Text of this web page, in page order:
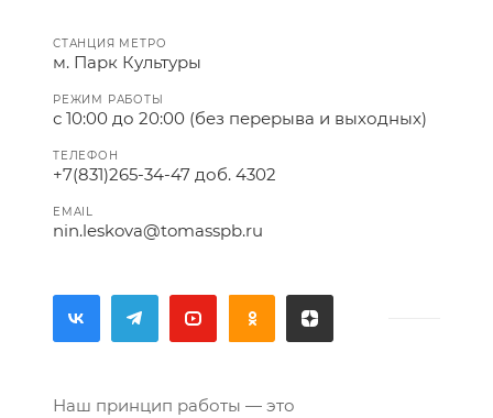
СТАНЦИЯ МЕТРО
м. Парк Культуры
РЕЖИМ РАБОТЫ
с 10:00 до 20:00 (без перерыва и выходных)
ТЕЛЕФОН
+7(831)265-34-47 доб. 4302
EMAIL
nin.leskova@tomasspb.ru
Наш принцип работы — это